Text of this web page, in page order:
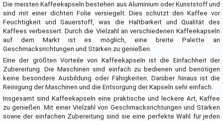
Die meisten Kaffeekapseln bestehen aus Aluminium oder Kunststoff und
sind mit einer dichten Folie versiegelt. Dies schützt den Kaffee vor
Feuchtigkeit und Sauerstoff, was die Haltbarkeit und Qualität des
Kaffees verbessert. Durch die Vielzahl an verschiedenen Kaffeekapseln
auf dem Markt ist es möglich, eine breite Palette an
Geschmacksrichtungen und Stärken zu genießen.
Eine der größten Vorteile von Kaffeekapseln ist die Einfachheit der
Zubereitung. Die Maschinen sind einfach zu bedienen und benötigen
keine besondere Ausbildung oder Fähigkeiten. Darüber hinaus ist die
Reinigung der Maschinen und die Entsorgung der Kapseln sehr einfach.
Insgesamt sind Kaffeekapseln eine praktische und leckere Art, Kaffee
zu genießen. Mit einer Vielzahl von Geschmacksrichtungen und Stärken
sowie der einfachen Zubereitung sind sie eine perfekte Wahl für jeden